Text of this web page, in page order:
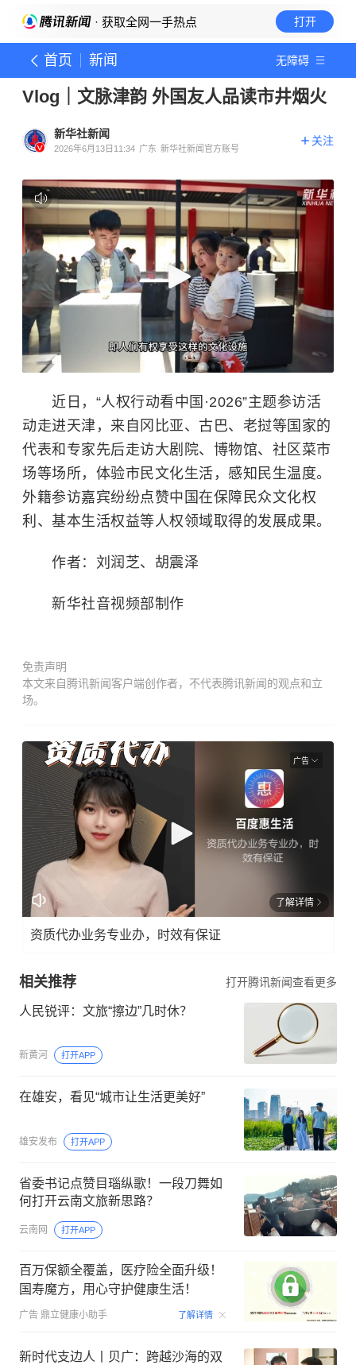
· 获取全网一手热点 打开
首页 新闻 无障碍
Vlog｜文脉津韵 外国友人品读市井烟火
新华社新闻
2026年6月13日11:34 广东 新华社新闻官方账号
关注
近日，“人权行动看中国·2026”主题参访活
动走进天津，来自冈比亚、古巴、老挝等国家的
代表和专家先后走访大剧院、博物馆、社区菜市
场等场所，体验市民文化生活，感知民生温度。
外籍参访嘉宾纷纷点赞中国在保障民众文化权
利、基本生活权益等人权领域取得的发展成果。
作者：刘润芝、胡震泽
新华社音视频部制作
免责声明
本文来自腾讯新闻客户端创作者，不代表腾讯新闻的观点和立
场。
广告
了解详情
资质代办业务专业办，时效有保证
相关推荐 打开腾讯新闻查看更多
人民锐评：文旅“擦边”几时休？
新黄河 打开APP
在雄安，看见“城市让生活更美好”
雄安发布 打开APP
省委书记点赞目瑙纵歌！一段刀舞如
何打开云南文旅新思路？
云南网 打开APP
百万保额全覆盖，医疗险全面升级！
国寿魔方，用心守护健康生活！
广告 鼎立健康小助手 了解详情 00:06
新时代支边人丨贝广：跨越沙海的双